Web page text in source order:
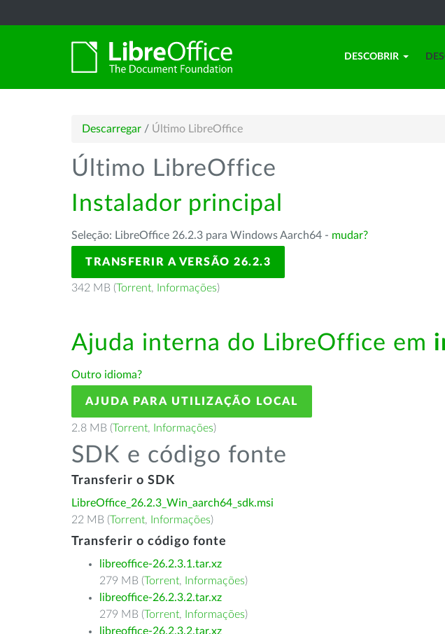
DESCOBRIR
Descarregar / Último LibreOffice
Último LibreOffice
Instalador principal
Seleção: LibreOffice 26.2.3 para Windows Aarch64 - mudar?
TRANSFERIR A VERSÃO 26.2.3
342 MB (Torrent, Informações)
Ajuda interna do LibreOffice em
Outro idioma?
AJUDA PARA UTILIZAÇÃO LOCAL
2.8 MB (Torrent, Informações)
SDK e código fonte
Transferir o SDK
LibreOffice_26.2.3_Win_aarch64_sdk.msi
22 MB (Torrent, Informações)
Transferir o código fonte
libreoffice-26.2.3.1.tar.xz
279 MB (Torrent, Informações)
libreoffice-26.2.3.2.tar.xz
279 MB (Torrent, Informações)
libreoffice-26.2.3.2.tar.xz